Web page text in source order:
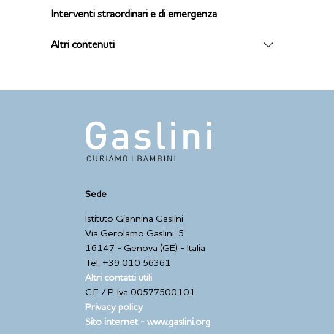
Interventi straordinari e di emergenza
Altri contenuti
Sede
Istituto Giannina Gaslini
Via Gerolamo Gaslini, 5
16147 - Genova (GE) - Italia
Tel. +39 010 56361
Altri contatti utili
C.F. / P. Iva 00577500101
Privacy policy
Sito internet - www.gaslini.org